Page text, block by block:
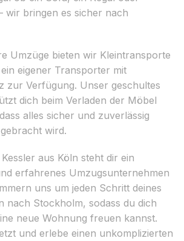
wir bringen es sicher nach
Umzüge bieten wir Kleintransporte
eigener Transporter mit
zur Verfügung. Unser geschultes
dich beim Verladen der Möbel
alles sicher und zuverlässig
wird.
aus Köln steht dir ein
erfahrenes Umzugsunternehmen
uns um jeden Schritt deines
nach Stockholm, sodass du dich
neue Wohnung freuen kannst.
und erlebe einen unkomplizierten